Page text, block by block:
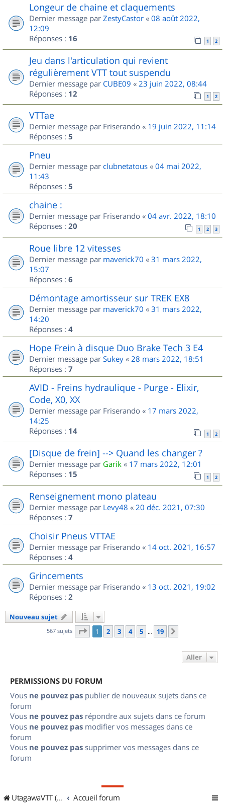
Longeur de chaine et claquements
Dernier message par ZestyCastor « 08 août 2022,
12:09
Réponses : 16 1 2
Jeu dans l'articulation qui revient
régulièrement VTT tout suspendu
Dernier message par CUBE09 « 23 juin 2022, 08:44
Réponses : 12 1 2
VTTae
Dernier message par Friserando « 19 juin 2022, 11:14
Réponses : 5
Pneu
Dernier message par clubnetatous « 04 mai 2022,
11:43
Réponses : 5
chaine :
Dernier message par Friserando « 04 avr. 2022, 18:10
Réponses : 20 1 2 3
Roue libre 12 vitesses
Dernier message par maverick70 « 31 mars 2022,
15:07
Réponses : 6
Démontage amortisseur sur TREK EX8
Dernier message par maverick70 « 31 mars 2022,
14:20
Réponses : 4
Hope Frein à disque Duo Brake Tech 3 E4
Dernier message par Sukey « 28 mars 2022, 18:51
Réponses : 7
AVID - Freins hydraulique - Purge - Elixir,
Code, X0, XX
Dernier message par Friserando « 17 mars 2022,
14:25
Réponses : 14 1 2
[Disque de frein] --> Quand les changer ?
Dernier message par Garik « 17 mars 2022, 12:01
Réponses : 15 1 2
Renseignement mono plateau
Dernier message par Levy48 « 20 déc. 2021, 07:30
Réponses : 7
Choisir Pneus VTTAE
Dernier message par Friserando « 14 oct. 2021, 16:57
Réponses : 4
Grincements
Dernier message par Friserando « 13 oct. 2021, 19:02
Réponses : 2
Nouveau sujet
567 sujets Page 1sur
1 2 3 4 5 … 19
Aller
PERMISSIONS DU FORUM
Vous ne pouvez pas publier de nouveaux sujets dans ce
forum
Vous ne pouvez pas répondre aux sujets dans ce forum
Vous ne pouvez pas modifier vos messages dans ce
forum
Vous ne pouvez pas supprimer vos messages dans ce
forum
UtagawaVTT (Randos VTT et VTTAE avec traces GPS) Accueil forum